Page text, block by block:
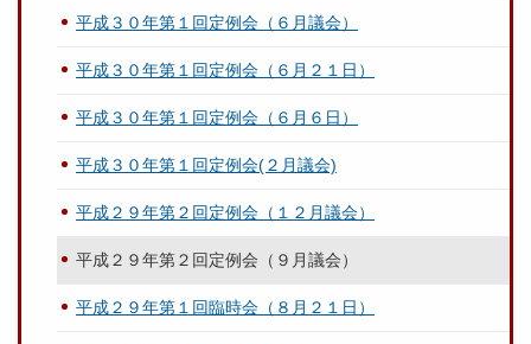
平成３０年第１回定例会（６月議会）
平成３０年第１回定例会（６月２１日）
平成３０年第１回定例会（６月６日）
平成３０年第１回定例会(２月議会)
平成２９年第２回定例会（１２月議会）
平成２９年第２回定例会（９月議会）
平成２９年第１回臨時会（８月２１日）